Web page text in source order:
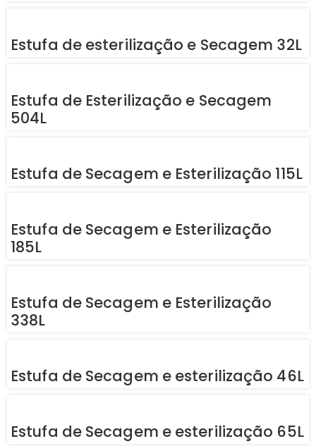
Estufa de esterilização e Secagem 32L
Estufa de Esterilização e Secagem
504L
Estufa de Secagem e Esterilização 115L
Estufa de Secagem e Esterilização
185L
Estufa de Secagem e Esterilização
338L
Estufa de Secagem e esterilização 46L
Estufa de Secagem e esterilização 65L